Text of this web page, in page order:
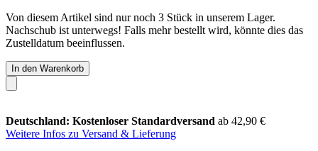
Von diesem Artikel sind nur noch 3 Stück in unserem Lager.
Nachschub ist unterwegs! Falls mehr bestellt wird, könnte dies das
Zustelldatum beeinflussen.
In den Warenkorb
Deutschland: Kostenloser Standardversand ab 42,90 €
Weitere Infos zu Versand & Lieferung